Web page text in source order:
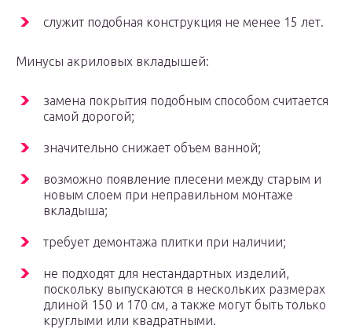
служит подобная конструкция не менее 15 лет.
Минусы акриловых вкладышей:
замена покрытия подобным способом считается
самой дорогой;
значительно снижает объем ванной;
возможно появление плесени между старым и
новым слоем при неправильном монтаже
вкладыша;
требует демонтажа плитки при наличии;
не подходят для нестандартных изделий,
поскольку выпускаются в нескольких размерах
длиной 150 и 170 см, а также могут быть только
круглыми или квадратными.